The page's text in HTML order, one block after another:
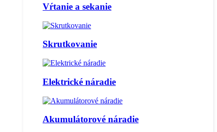
Vŕtanie a sekanie
Skrutkovanie
Elektrické náradie
Akumulátorové náradie